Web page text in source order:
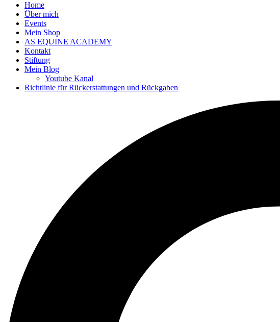
Home
Über mich
Events
Mein Shop
AS EQUINE ACADEMY
Kontakt
Stiftung
Mein Blog
Youtube Kanal
Richtlinie für Rückerstattungen und Rückgaben